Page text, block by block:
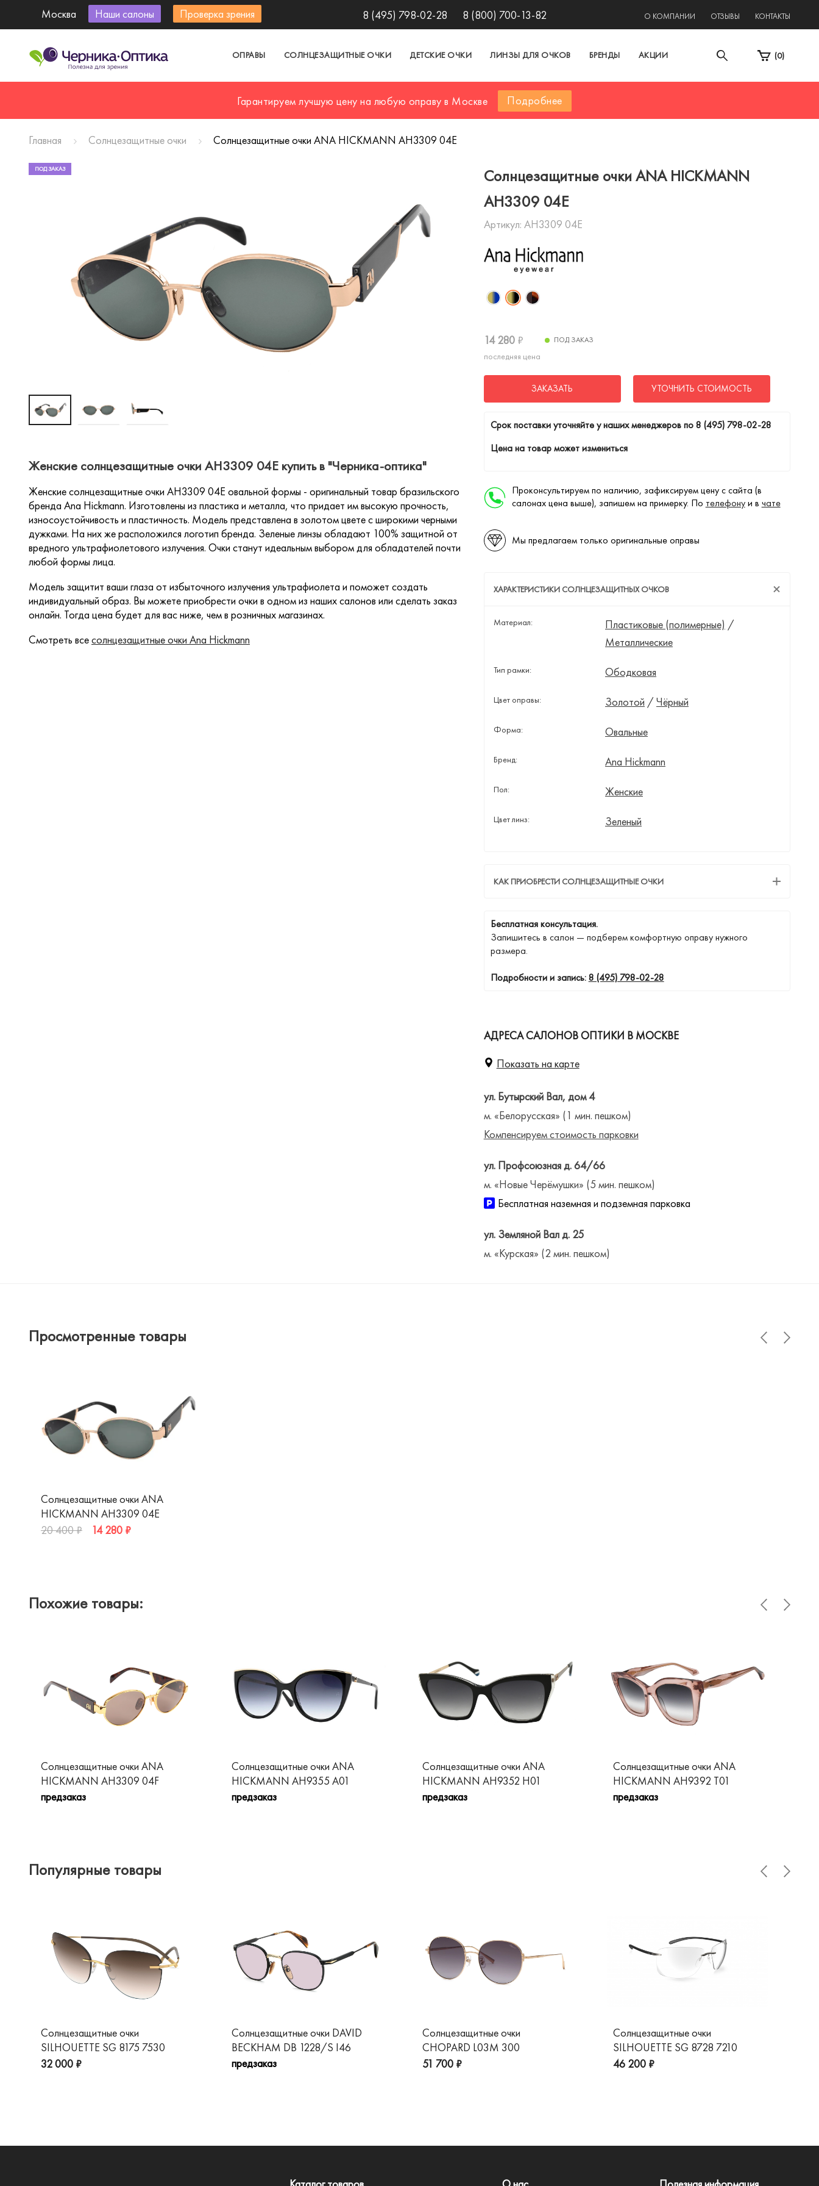
Москва Наши салоны Проверка зрения 8 (495) 798-02-28 8 (800) 700-13-82 О КОМПАНИИ ОТЗЫВЫ КОНТАКТЫ
ОПРАВЫ СОЛНЦЕЗАЩИТНЫЕ ОЧКИ ДЕТСКИЕ ОЧКИ ЛИНЗЫ ДЛЯ ОЧКОВ БРЕНДЫ АКЦИИ (0)
Гарантируем лучшую цену на любую оправу в Москве Подробнее
Главная Солнцезащитные очки Солнцезащитные очки ANA HICKMANN AH3309 04E
Солнцезащитные очки ANA HICKMANN
AH3309 04E
Артикул: AH3309 04E
14 280 ₽
последняя цена
ПОД ЗАКАЗ
ЗАКАЗАТЬ УТОЧНИТЬ СТОИМОСТЬ
Cрок поставки уточняйте у наших менеджеров по8 (495) 798-02-28
Цена на товар может измениться
Проконсультируем по наличию, зафиксируем цену с сайта (в
салонах цена выше), запишем на примерку. По телефонуи в чате
Мы предлагаем только оригинальные оправы
ХАРАКТЕРИСТИКИ СОЛНЦЕЗАЩИТНЫХ ОЧКОВ
Материал: Пластиковые (полимерные) /
Металлические
Тип рамки: Ободковая
Цвет оправы: Золотой / Чёрный
Форма: Овальные
Бренд: Ana Hickmann
Пол: Женские
Цвет линз: Зеленый
КАК ПРИОБРЕСТИ СОЛНЦЕЗАЩИТНЫЕ ОЧКИ
Бесплатная консультация.
Запишитесь в салон — подберем комфортную оправу нужного
размера.
Подробности и запись:8 (495) 798-02-28
АДРЕСА САЛОНОВ ОПТИКИ В МОСКВЕ
Показать на карте
ул. Бутырский Вал, дом 4
м. «Белорусская» (1 мин. пешком)
Компенсируем стоимость парковки
ул. Профсоюзная д. 64/66
м. «Новые Черёмушки» (5 мин. пешком)
Бесплатная наземная и подземная парковка
ул. Земляной Вал д. 25
м. «Курская» (2 мин. пешком)
ПОД ЗАКАЗ
Женские солнцезащитные очки AH3309 04E купить в "Черника-оптика"
Женские солнцезащитные очки AH3309 04E овальной формы - оригинальный товар бразильского
бренда Ana Hickmann. Изготовлены из пластика и металла, что придает им высокую прочность,
износоустойчивость и пластичность. Модель представлена в золотом цвете с широкими черными
дужками. На них же расположился логотип бренда. Зеленые линзы обладают 100% защитной от
вредного ультрафиолетового излучения. Очки станут идеальным выбором для обладателей почти
любой формы лица.
Модель защитит ваши глаза от избыточного излучения ультрафиолета и поможет создать
индивидуальный образ. Вы можете приобрести очки в одном из наших салонов или сделать заказ
онлайн. Тогда цена будет для вас ниже, чем в розничных магазинах.
Смотреть всесолнцезащитные очки Ana Hickmann
Просмотренные товары
Солнцезащитные очки ANA
HICKMANN AH3309 04E
20 400 ₽
14 280 ₽
Похожие товары:
Солнцезащитные очки ANA
HICKMANN AH3309 04F
предзаказ
Солнцезащитные очки ANA
HICKMANN AH9355 A01
предзаказ
Солнцезащитные очки ANA
HICKMANN AH9352 H01
предзаказ
Солнцезащитные очки ANA
HICKMANN AH9392 T01
предзаказ
Популярные товары
Солнцезащитные очки
SILHOUETTE SG 8175 7530
32 000 ₽
Солнцезащитные очки DAVID
BECKHAM DB 1228/S I46
предзаказ
Солнцезащитные очки
CHOPARD L03M 300
51 700 ₽
Солнцезащитные очки
SILHOUETTE SG 8728 7210
46 200 ₽